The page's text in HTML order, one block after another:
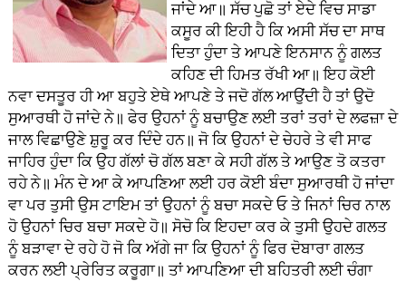
ਜਾਂਦੇ ਆ॥ ਸੱਚ ਪੁਛੋ ਤਾਂ ਏਦੇ ਵਿਚ ਸਾਡਾ
ਕਸੂਰ ਕੀ ਇਹੀ ਹੈ ਕਿ ਅਸੀ ਸੱਚ ਦਾ ਸਾਥ
ਦਿਤਾ ਹੁੰਦਾ ਤੇ ਆਪਣੇ ਇਨਸਾਨ ਨੂੰ ਗਲਤ
ਕਹਿਣ ਦੀ ਹਿਮਤ ਰੱਖੀ ਆ॥ ਇਹ ਕੋਈ
ਨਵਾ ਦਸਤੂਰ ਹੀ ਆ ਬਹੁਤੇ ਏਥੇ ਆਪਣੇ ਤੇ ਜਦੋ ਗੱਲ ਆਉਂਦੀ ਹੈ ਤਾਂ ਉਦੋ
ਸੁਆਰਥੀ ਹੋ ਜਾਂਦੇ ਨੇ॥ ਫੇਰ ਉਹਨਾਂ ਨੂੰ ਬਚਾਉਣ ਲਈ ਤਰਾਂ ਤਰਾਂ ਦੇ ਲਫਜ਼ਾ ਦੇ
ਜਾਲ ਵਿਛਾਉਣੇ ਸ਼ੁਰੂ ਕਰ ਦਿੰਦੇ ਹਨ॥ ਜੋ ਕਿ ਉਹਨਾਂ ਦੇ ਚੇਹਰੇ ਤੇ ਵੀ ਸਾਫ
ਜਾਹਿਰ ਹੁੰਦਾ ਕਿ ਉਹ ਗੱਲਾਂ ਚੋ ਗੱਲ ਬਣਾ ਕੇ ਸਹੀ ਗੱਲ ਤੇ ਆਉਣ ਤੋ ਕਤਰਾ
ਰਹੇ ਨੇ॥ ਮੰਨ ਦੇ ਆ ਕੇ ਆਪਣਿਆ ਲਈ ਹਰ ਕੋਈ ਬੰਦਾ ਸੁਆਰਥੀ ਹੋ ਜਾਂਦਾ
ਵਾ ਪਰ ਤੁਸੀ ਉਸ ਟਾਇਮ ਤਾਂ ਉਹਨਾਂ ਨੂੰ ਬਚਾ ਸਕਦੇ ਓ ਤੇ ਜਿਨਾਂ ਚਿਰ ਨਾਲ
ਹੋ ਉਹਨਾਂ ਚਿਰ ਬਚਾ ਸਕਦੇ ਹੋ॥ ਸੋਚੋ ਕਿ ਇਹਦਾ ਕਰ ਕੇ ਤੁਸੀ ਉਹਦੇ ਗਲਤ
ਨੂੰ ਬੜਾਵਾ ਦੇ ਰਹੇ ਹੋ ਜੋ ਕਿ ਅੱਗੇ ਜਾ ਕਿ ਉਹਨਾਂ ਨੂੰ ਫਿਰ ਦੋਬਾਰਾ ਗਲਤ
ਕਰਨ ਲਈ ਪ੍ਰੇਰਿਤ ਕਰੂਗਾ॥ ਤਾਂ ਆਪਣਿਆ ਦੀ ਬਹਿਤਰੀ ਲਈ ਚੰਗਾ